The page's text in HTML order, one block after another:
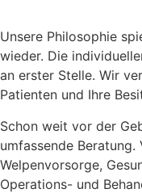
Unsere Philosophie
wieder. Die
an erster Stelle. Wir
Patienten und Ihre
Schon weit vor der
umfassende
Welpenvorsorge,
Operations- und